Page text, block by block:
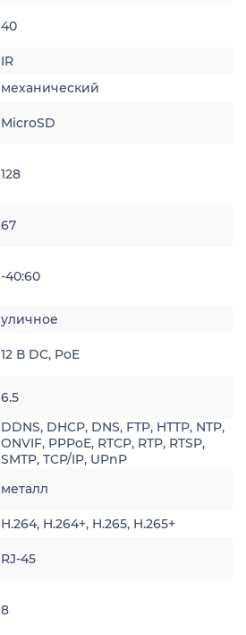
40
IR
механический
MicroSD
128
67
-40:60
уличное
12 В DC, PoE
6.5
DDNS, DHCP, DNS, FTP, HTTP, NTP,
ONVIF, PPPoE, RTCP, RTP, RTSP,
SMTP, TCP/IP, UPnP
металл
H.264, H.264+, H.265, H.265+
RJ-45
8